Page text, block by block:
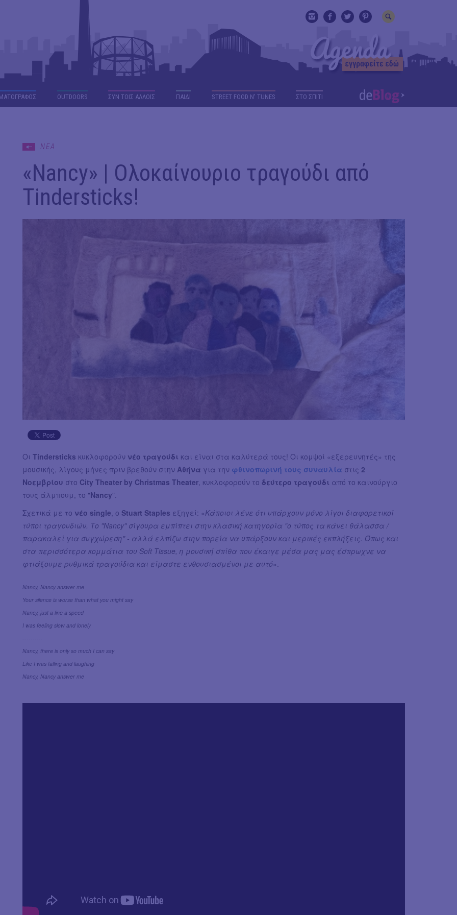
OUTDΟORS ΣΥΝ ΤΟΙΣ ΑΛΛΟΙΣ ΠΑΙΔΙ STREET FOOD N' TUNES ΣΤΟ ΣΠΙΤΙ
ΝΕΑ
«Nancy» | Ολοκαίνουριο τραγούδι από
Tindersticks!
Οι Tindersticks κυκλοφορούν νέο τραγούδι και είναι στα καλύτερά τους! Οι κομψοί «εξερευνητές» της
μουσικής, λίγους μήνες πριν βρεθούν στην Αθήνα για την φθινοπωρινή τους συναυλία στις 2
Νοεμβρίου στο City Theater by Christmas Theater , κυκλοφορούν το δεύτερο τραγούδι από το καινούργιο
τους άλμπουμ, το "Nancy".
Σχετικά με το νέο single , ο Stuart Staples εξηγεί: «Κάποιοι λένε ότι υπάρχουν μόνο λίγοι διαφορετικοί
τύποι τραγουδιών. Το "Nancy" σίγουρα εμπίπτει στην κλασική κατηγορία "ο τύπος τα κάνει θάλασσα /
παρακαλεί για συγχώρεση" - αλλά ελπίζω στην πορεία να υπάρξουν και μερικές εκπλήξεις. Όπως και
στα περισσότερα κομμάτια του Soft Tissue, η μουσική σπίθα που έκαιγε μέσα μας μας έσπρωχνε να
φτιάξουμε ρυθμικά τραγούδια και είμαστε ενθουσιασμένοι με αυτό».
Nancy, Nancy answer me
Your silence is worse than what you might say
Nancy, just a line a speed
I was feeling slow and lonely
----------
Nancy, there is only so much I can say
Like I was falling and laughing
Nancy, Nancy answer me